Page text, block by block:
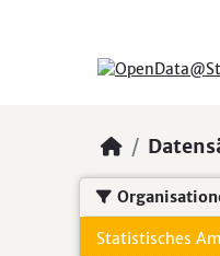
Statistisches